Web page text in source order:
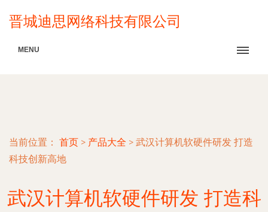
晋城迪思网络科技有限公司
MENU
当前位置： 首页 > 产品大全 > 武汉计算机软硬件研发 打造
科技创新高地
武汉计算机软硬件研发 打造科